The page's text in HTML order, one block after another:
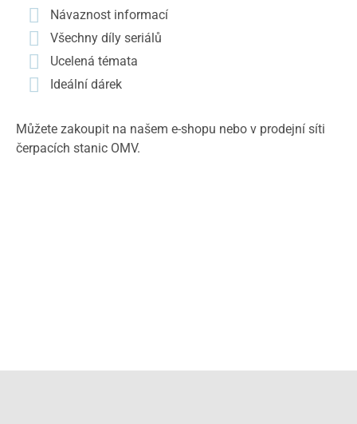
Návaznost informací
Všechny díly seriálů
Ucelená témata
Ideální dárek
Můžete zakoupit na našem e-shopu nebo v prodejní síti
čerpacích stanic OMV.